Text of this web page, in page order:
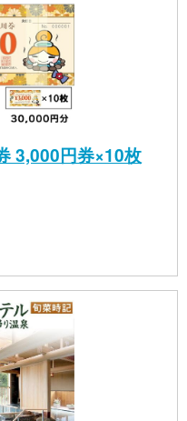
3,000円券×10枚